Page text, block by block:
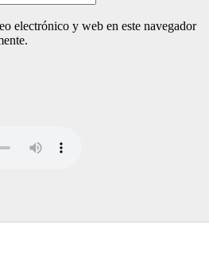
electrónico y web en este navegador